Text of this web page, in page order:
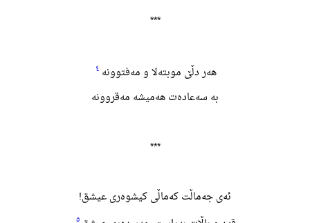
***
هەر دڵێ موبتەلا و مەفتوونە ٤
به سەعادەت هەمیشه مەقروونە
***
ئەی جەماڵت کەماڵی کیشوەری عیشق!